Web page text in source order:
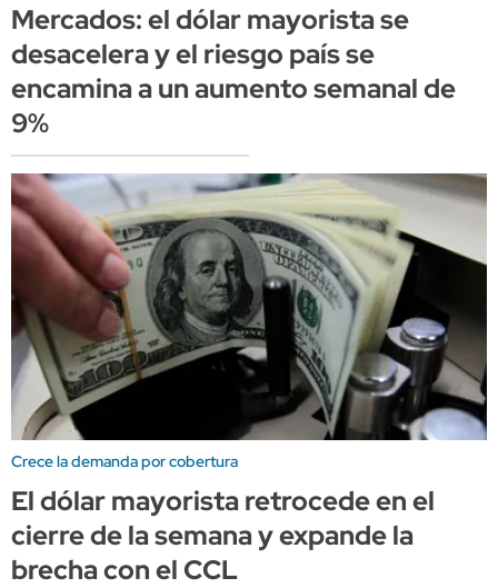
Mercados: el dólar mayorista se
desacelera y el riesgo país se
encamina a un aumento semanal de
9%
Crece la demanda por cobertura
El dólar mayorista retrocede en el
cierre de la semana y expande la
brecha con el CCL